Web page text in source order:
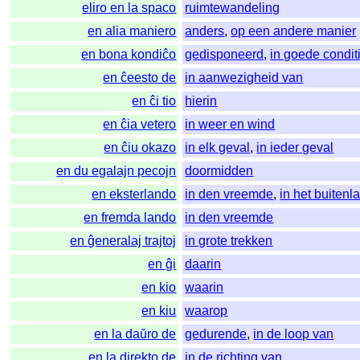
eliro en la spaco
ruimtewandeling
en alia maniero
anders,op een andere manier
en bona kondiĉo
gedisponeerd, in goede
en ĉeesto de
in aanwezigheid van
en ĉi tio
hierin
en ĉia vetero
in weer en wind
en ĉiu okazo
in elk geval , in ieder geval
en du egalajn pecojn
doormidden
en eksterlando
in den vreemde, in het
en fremda lando
in den vreemde
en ĝeneralaj trajtoj
in grote trekken
en ĝi
daarin
en kio
waarin
en kiu
waarop
en la daŭro de
gedurende, in de loop van